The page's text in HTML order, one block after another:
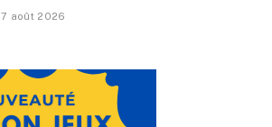
7 août 2026